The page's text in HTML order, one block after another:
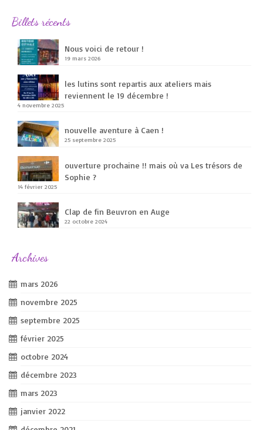
Billets récents
Nous voici de retour !
19 mars 2026
les lutins sont repartis aux ateliers mais
reviennent le 19 décembre !
4 novembre 2025
nouvelle aventure à Caen !
25 septembre 2025
ouverture prochaine !! mais où va Les trésors de
Sophie ?
14 février 2025
Clap de fin Beuvron en Auge
22 octobre 2024
Archives
mars 2026
novembre 2025
septembre 2025
février 2025
octobre 2024
décembre 2023
mars 2023
janvier 2022